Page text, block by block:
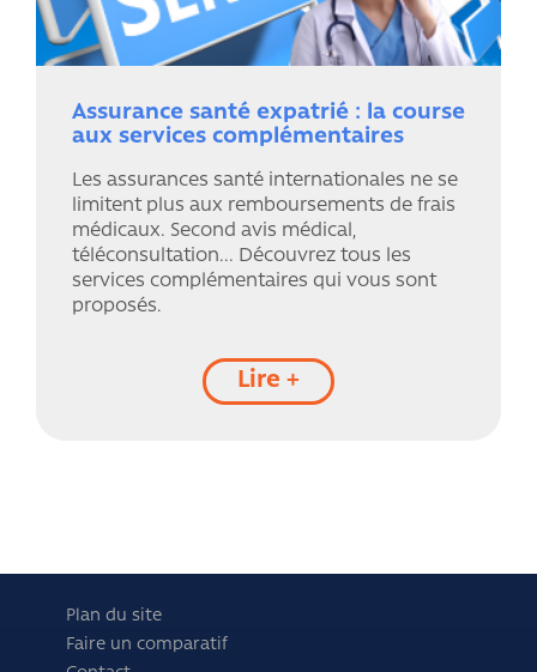
Assurance santé expatrié : la course
aux services complémentaires
Les assurances santé internationales ne se
limitent plus aux remboursements de frais
médicaux. Second avis médical,
téléconsultation... Découvrez tous les
services complémentaires qui vous sont
proposés.
Lire +
Plan du site
Faire un comparatif